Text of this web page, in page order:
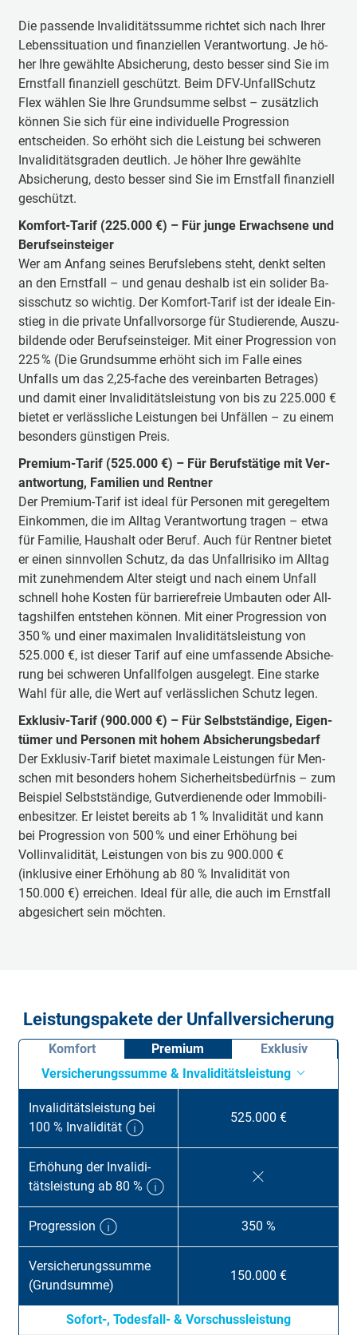
Die pas­sen­de In­va­li­di­täts­sum­me rich­tet sich nach Ih­rer
Le­bens­si­tua­tion und fi­nan­ziel­len Ver­ant­wor­tung. Je hö­
her Ih­re ge­wähl­te Ab­si­che­rung, des­to bes­ser sind Sie im
Ernst­fall fi­nan­zi­ell ge­schützt. Beim DFV-UnfallSchutz
Flex wählen Sie Ihre Grundsumme selbst – zusätzlich
können Sie sich für eine individuelle Progression
entscheiden. So erhöht sich die Leistung bei schweren
Invaliditätsgraden deutlich. Je höher Ihre gewählte
Absicherung, desto besser sind Sie im Ernstfall finanziell
geschützt.
Kom­fort-Ta­rif (225.000 €) – Für jun­ge Er­wach­se­ne und
Be­rufs­ein­stei­ger
Wer am An­fang sei­nes Be­rufs­le­bens steht, denkt sel­ten
an den Ernst­fall – und ge­nau des­halb ist ein so­li­der Ba­
sis­schutz so wich­tig. Der Kom­fort-Ta­rif ist der ide­ale Ein­
stieg in die pri­va­te Un­fall­vor­sor­ge für Stu­die­ren­de, Aus­zu­
bil­den­de oder Be­rufs­ein­stei­ger. Mit ei­ner Pro­gres­sion von
225 % (Die Grundsumme erhöht sich im Falle eines
Unfalls um das 2,25-fache des verein­barten Betrages)
und damit einer Invaliditäts­leistung von bis zu 225.000 €
bie­tet er ver­läss­li­che Leis­tun­gen bei Un­fäl­len – zu ei­nem
be­son­ders güns­tigen Preis.
Pre­mi­um-Ta­rif (525.000 €) – Für Be­rufs­tä­tige mit Ver­
ant­wor­tung, Familien und Rent­ner
Der Pre­mi­um-Ta­rif ist ide­al für Per­so­nen mit ge­re­gel­tem
Ein­kom­men, die im All­tag Ver­ant­wor­tung tra­gen – et­wa
für Fa­mi­lie, Haus­halt oder Be­ruf. Auch für Rent­ner bie­tet
er ei­nen sinn­vol­len Schutz, da das Un­fall­ri­si­ko im All­tag
mit zu­neh­men­dem Al­ter steigt und nach ei­nem Un­fall
schnell ho­he Kos­ten für bar­rie­re­freie Um­baut­en oder All­
tags­hil­fen ent­ste­hen kön­nen. Mit ei­ner Pro­gres­sion von
350 % und einer maximalen Invaliditätsleistung von
525.000 €, ist die­ser Ta­rif auf ei­ne um­fas­sen­de Ab­si­che­
rung bei schwe­ren Un­fall­fol­gen aus­ge­legt. Eine star­ke
Wahl für al­le, die Wert auf ver­läss­li­chen Schutz le­gen.
Ex­klu­siv-Ta­rif (900.000 €) – Für Selbst­stän­di­ge, Ei­gen­
tü­mer und Per­so­nen mit ho­hem Ab­si­che­rungs­be­darf
Der Ex­klu­siv-Ta­rif bie­tet ma­xi­ma­le Leis­tun­gen für Men­
schen mit be­son­ders ho­hem Si­cher­heits­be­dürf­nis – zum
Bei­spiel Selbst­stän­di­ge, Gut­ver­die­nende oder Im­mo­bi­li­
en­be­sit­zer. Er leis­tet be­reits ab 1 % In­va­li­di­tät und kann
bei Pro­gres­sion von 500 % und einer Erhöhung bei
Vollinvalidität, Leis­tun­gen von bis zu 900.000 €
(inklusive einer Erhöhung ab 80 % Invalidität von
150.000 €) er­rei­chen. Ide­al für al­le, die auch im Ernst­fall
ab­ge­si­chert sein möch­ten.
Leistungspakete der Unfallversicherung
Komfort Premium
Exklusiv
Versicherungssumme & Invaliditätsleistung
Invaliditätsleistung bei
100 % Invalidität
525.000 €
Erhöhung der Invali­di­
täts­leistung ab 80 %
Progression 350 %
Versicherungssum­me
(Grundsumme)
150.000 €
Sofort-, Todesfall- & Vorschussleistung